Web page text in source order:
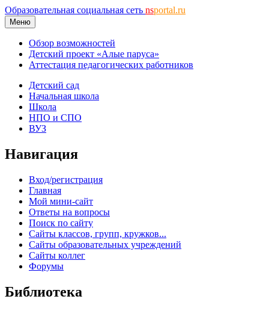
Образовательная социальная сеть nsportal.ru
Меню
Обзор возможностей
Детский проект «Алые паруса»
Аттестация педагогических работников
Детский сад
Начальная школа
Школа
НПО и СПО
ВУЗ
Навигация
Вход/регистрация
Главная
Мой мини-сайт
Ответы на вопросы
Поиск по сайту
Сайты классов, групп, кружков...
Сайты образовательных учреждений
Сайты коллег
Форумы
Библиотека